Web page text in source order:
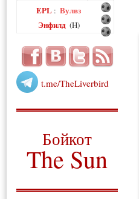
EPL : Вулвз
Энфилд (H)
t.me/TheLiverbird
Бойкот
The Sun